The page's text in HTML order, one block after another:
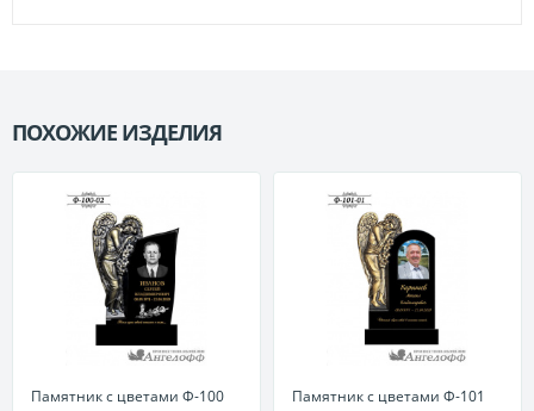
ПОХОЖИЕ ИЗДЕЛИЯ
Памятник с цветами Ф-100 Памятник с цветами Ф-101